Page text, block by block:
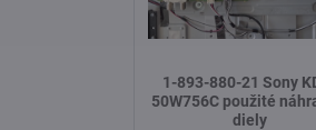
1-893-880-21 Sony
50W756C použité
diely